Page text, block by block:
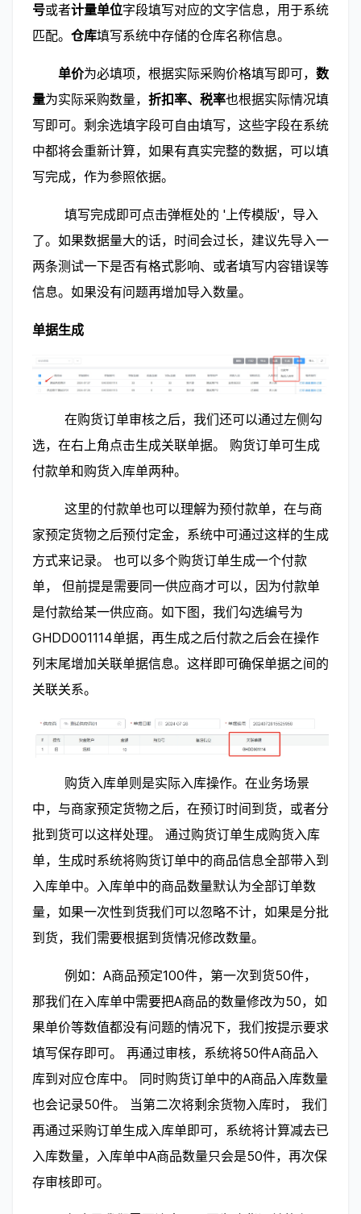
号或者计量单位字段填写对应的文字信息，用于系统
匹配。 仓库填写系统中存储的仓库名称信息。
单价为必填项，根据实际采购价格填写即可， 数
量为实际采购数量， 折扣率、税率也根据实际情况填
写即可。剩余选填字段可自由填写，这些字段在系统
中都将会重新计算，如果有真实完整的数据，可以填
写完成，作为参照依据。
了。如果数据量大的话，时间会过长，建议先导入一
两条测试一下是否有格式影响、或者填写内容错误等
信息。如果没有问题再增加导入数量。
单据生成
选，在右上角点击生成关联单据。 购货订单可生成
付款单和购货入库单两种。
家预定货物之后预付定金，系统中可通过这样的生成
方式来记录。 也可以多个购货订单生成一个付款
单， 但前提是需要同一供应商才可以，因为付款单
是付款给某一供应商。如下图，我们勾选编号为
GHDD001114单据，再生成之后付款之后会在操作
列末尾增加关联单据信息。这样即可确保单据之间的
关联关系。
中，与商家预定货物之后，在预订时间到货，或者分
批到货可以这样处理。 通过购货订单生成购货入库
单，生成时系统将购货订单中的商品信息全部带入到
入库单中。入库单中的商品数量默认为全部订单数
量，如果一次性到货我们可以忽略不计，如果是分批
到货，我们需要根据到货情况修改数量。
那我们在入库单中需要把A商品的数量修改为50，如
果单价等数值都没有问题的情况下，我们按提示要求
填写保存即可。 再通过审核，系统将50件A商品入
库到对应仓库中。 同时购货订单中的A商品入库数量
也会记录50件。 当第二次将剩余货物入库时， 我们
再通过采购订单生成入库单即可，系统将计算减去已
入库数量，入库单中A商品数量只会是50件，再次保
存审核即可。